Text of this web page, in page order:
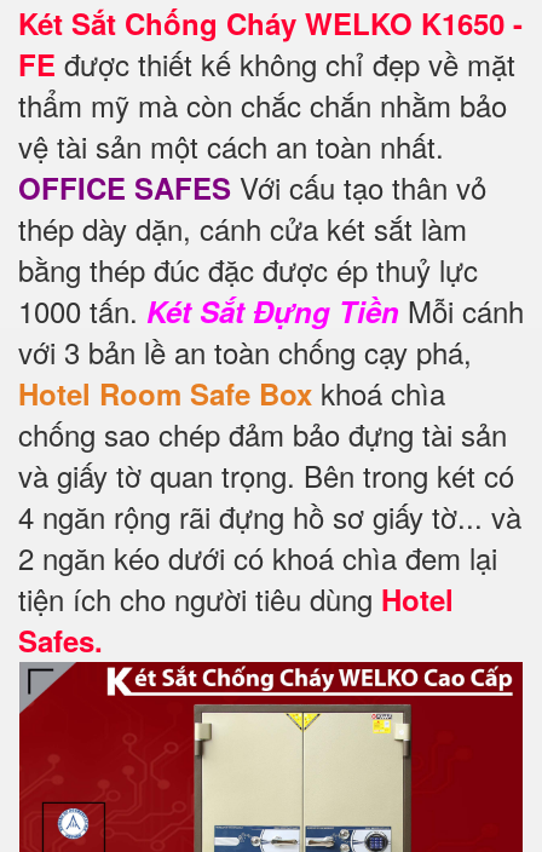
Két Sắt Chống Cháy WELKO K1650 -
FE được thiết kế không chỉ đẹp về mặt
thẩm mỹ mà còn chắc chắn nhằm bảo
vệ tài sản một cách an toàn nhất.
OFFICE SAFES Với cấu tạo thân vỏ
thép dày dặn, cánh cửa két sắt làm
bằng thép đúc đặc được ép thuỷ lực
1000 tấn. Két Sắt Đựng Tiền Mỗi cánh
với 3 bản lề an toàn chống cạy phá,
Hotel Room Safe Box khoá chìa
chống sao chép đảm bảo đựng tài sản
và giấy tờ quan trọng. Bên trong két có
4 ngăn rộng rãi đựng hồ sơ giấy tờ... và
2 ngăn kéo dưới có khoá chìa đem lại
tiện ích cho người tiêu dùng Hotel
Safes.